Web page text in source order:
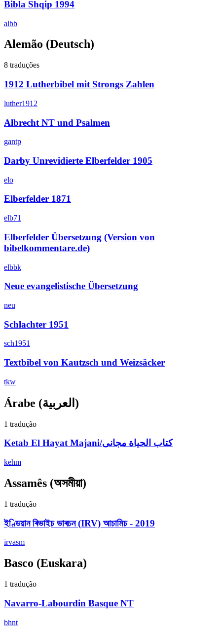
Bibla Shqip 1994
albb
Alemão (Deutsch)
8 traduções
1912 Lutherbibel mit Strongs Zahlen
luther1912
Albrecht NT und Psalmen
gantp
Darby Unrevidierte Elberfelder 1905
elo
Elberfelder 1871
elb71
Elberfelder Übersetzung (Version von
bibelkommentare.de)
elbbk
Neue evangelistische Übersetzung
neu
Schlachter 1951
sch1951
Textbibel von Kautzsch und Weizsäcker
tkw
Árabe (العربية)
1 tradução
Ketab El Hayat Majani/كتاب الحياة مجانى
kehm
Assamês (অসমীয়া)
1 tradução
ইণ্ডিয়ান ৰিভাইচ ভাৰচন (IRV) আচামিচ - 2019
irvasm
Basco (Euskara)
1 tradução
Navarro-Labourdin Basque NT
bhnt